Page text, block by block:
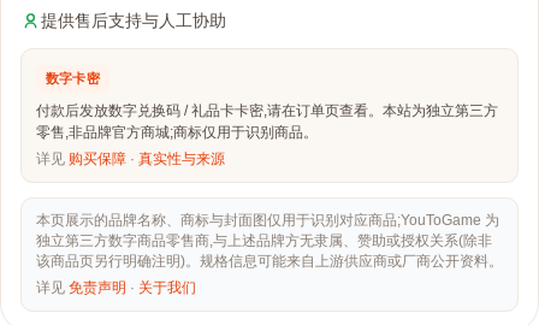
提供售后支持与人工协助
数字卡密
付款后发放数字兑换码 / 礼品卡卡密,请在订单页查看。本站为独立第三方
零售,非品牌官方商城;商标仅用于识别商品。
详见 购买保障 · 真实性与来源
本页展示的品牌名称、商标与封面图仅用于识别对应商品;YouToGame 为
独立第三方数字商品零售商,与上述品牌方无隶属、赞助或授权关系(除非
该商品页另行明确注明)。规格信息可能来自上游供应商或厂商公开资料。
详见 免责声明 · 关于我们